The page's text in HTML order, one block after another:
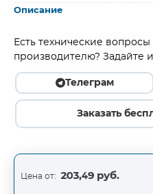
Описание
Есть технические
производителю? Задайте
Телеграм
Заказать
Цена от: 203,49 руб.